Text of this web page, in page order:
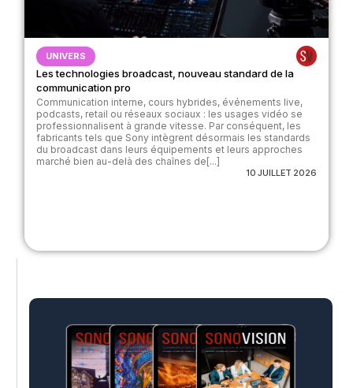
UNIVERS
Les technologies broadcast, nouveau standard de la
communication pro
Communication interne, cours hybrides, événements live,
podcasts, retail ou réseaux sociaux : les usages vidéo se
professionnalisent à grande vitesse. Par conséquent, les
fabricants tels que Sony intègrent désormais les standards
du broadcast dans leurs équipements et leurs approches
marché bien au-delà des chaînes de[...]
10 JUILLET 2026